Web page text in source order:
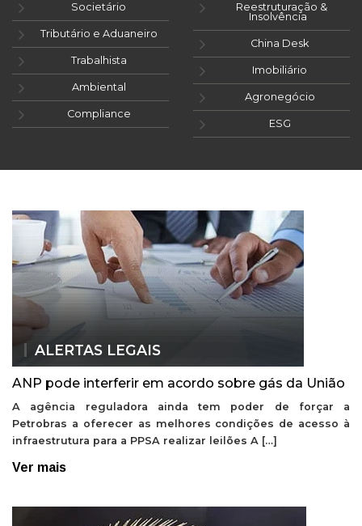
Societário
Tributário e Aduaneiro
Trabalhista
Ambiental
Compliance
Reestruturação &
Insolvência
China Desk
Imobiliário
Agronegócio
ESG
ALERTAS LEGAIS
ANP pode interferir em acordo sobre gás da União
A agência reguladora ainda tem poder de forçar a
Petrobras a oferecer as melhores condições de acesso à
infraestrutura para a PPSA realizar leilões A […]
Ver mais